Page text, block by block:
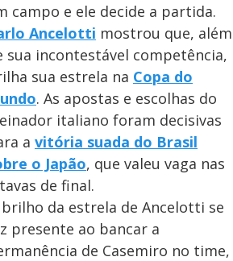
campo e ele decide a partida.
Ancelotti mostrou que, além
sua incontestável competência,
sua estrela na Copa do
. As apostas e escolhas do
italiano foram decisivas
a vitória suada do Brasil
o Japão, que valeu vaga nas
de final.
brilho da estrela de Ancelotti se
presente ao bancar a
de Casemiro no time,